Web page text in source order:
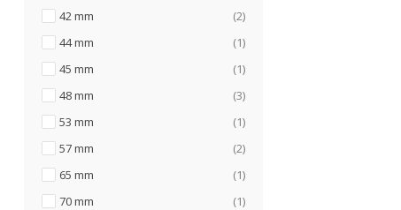
42 mm
2articole
44 mm
1articol
45 mm
1articol
48 mm
3articole
53 mm
1articol
57 mm
2articole
65 mm
1articol
70 mm
1articol